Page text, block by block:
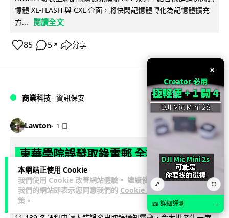
本網站正使用 Cookie
我們使用 Cookie 改善網站體驗。 繼續使用
我們的網站即表示您同意我們的 Cookie 政
策 。
憶體 XL-FLASH 與 CXL 介面，將快閃記憶體轉化為記憶體擴充
方...
閱讀全文
85 5 ↗ 分享
商業科技 資訊保安
Lawton 1 日
東華學院誤發取錄電郵 全數 11,139 名
申請人一度空歡喜 專家:人為疏忽+系統
防護缺失
東華學院今日（5 日）大學聯招放榜之際，因人為疏忽向全數
×
🎵 ⛶
📖 詳細評測 →